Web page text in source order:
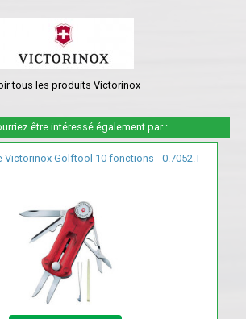
tous les produits Victorinox
être intéressé également par :
Victorinox Golftool 10 fonctions - 0.7052.T